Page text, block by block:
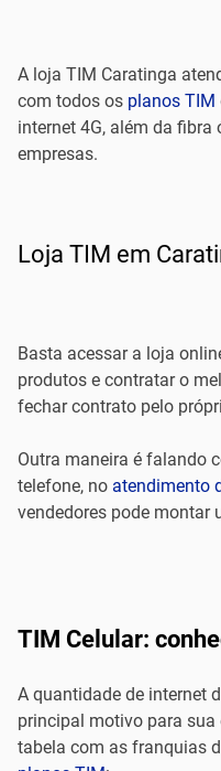
A loja TIM Caratinga
com todos os planos TIM
internet 4G, além da
empresas.
Loja TIM em
Basta acessar a loja
produtos e contratar o
fechar contrato pelo
Outra maneira é falando
telefone, no atendimento
vendedores pode montar
TIM Celular:
A quantidade de internet
principal motivo para sua
tabela com as franquias